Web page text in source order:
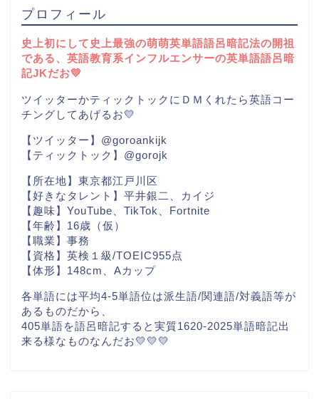
プロフィール
史上初にして史上最強の萌萌英単語語呂暗記法の開祖
である、英語教育系インフルエンサーの英単語語呂暗
記JKだお💛
ツイッターかティックトックにＤＭくれたら英語コー
チングしてあげるお💛
【ツイッター】@goroankijk
【ティックトック】@gorojk
【所在地】東京都江戸川区
【好きなタレント】平井銀二、カイジ
【趣味】YouTube、TikTok、Fortnite
【年齢】16歳（仮）
【職業】事務
【資格】英検１級/TOEIC955点
【体形】148cm、Aカップ
各単語には平均4-5単語位は派生語/関連語/対義語等が
あるものだから、
405単語を語呂暗記すると実質1620-2025単語暗記出
来る様なものなんだお💛💛💛